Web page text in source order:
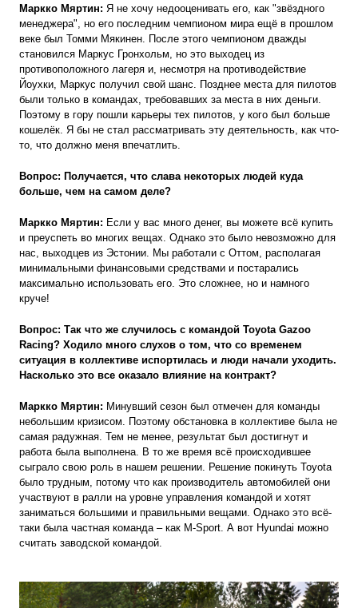
Маркко Мяртин: Я не хочу недооценивать его, как "звёздного
менеджера", но его последним чемпионом мира ещё в прошлом
веке был Томми Мякинен. После этого чемпионом дважды
становился Маркус Гронхольм, но это выходец из
противоположного лагеря и, несмотря на противодействие
Йоухки, Маркус получил свой шанс. Позднее места для пилотов
были только в командах, требовавших за места в них деньги.
Поэтому в гору пошли карьеры тех пилотов, у кого был больше
кошелёк. Я бы не стал рассматривать эту деятельность, как что-
то, что должно меня впечатлить.
Вопрос: Получается, что слава некоторых людей куда
больше, чем на самом деле?
Маркко Мяртин: Если у вас много денег, вы можете всё купить
и преуспеть во многих вещах. Однако это было невозможно для
нас, выходцев из Эстонии. Мы работали с Оттом, располагая
минимальными финансовыми средствами и постарались
максимально использовать его. Это сложнее, но и намного
круче!
Вопрос: Так что же случилось с командой Toyota Gazoo
Racing? Ходило много слухов о том, что со временем
ситуация в коллективе испортилась и люди начали уходить.
Насколько это все оказало влияние на контракт?
Маркко Мяртин: Минувший сезон был отмечен для команды
небольшим кризисом. Поэтому обстановка в коллективе была не
самая радужная. Тем не менее, результат был достигнут и
работа была выполнена. В то же время всё происходившее
сыграло свою роль в нашем решении. Решение покинуть Toyota
было трудным, потому что как производитель автомобилей они
участвуют в ралли на уровне управления командой и хотят
заниматься большими и правильными вещами. Однако это всё-
таки была частная команда – как M-Sport. А вот Hyundai можно
считать заводской командой.